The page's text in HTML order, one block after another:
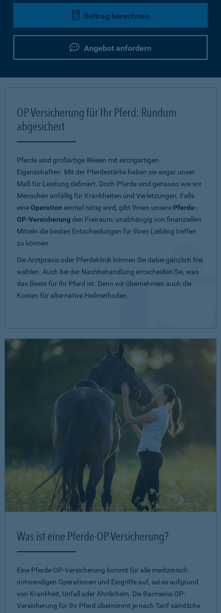
Beitrag berechnen
Angebot anfordern
OP-Versicherung für Ihr Pferd: Rundum
abgesichert
Pferde sind großartige Wesen mit einzigartigen
Eigenschaften. Mit der Pferdestärke haben sie sogar unser
Maß für Leistung definiert. Doch Pferde sind genauso wie wir
Menschen anfällig für Krankheiten und Verletzungen. Falls
eineOperation einmal nötig wird, gibt Ihnen unsere Pferde-
OP-Versicherung den Freiraum, unabhängig von finanziellen
Mitteln die besten Entscheidungen für Ihren Liebling treffen
zu können.
Die Arztpraxis oder Pferdeklinik können Sie dabei gänzlich frei
wählen. Auch bei der Nachbehandlung entscheiden Sie, was
das Beste für Ihr Pferd ist. Denn wir übernehmen auch die
Kosten für alternative Heilmethoden.
Was ist eine Pferde-OP-Versicherung?
Eine Pferde-OP-Versicherung kommt für alle medizinisch
notwendigen Operationen und Eingriffe auf, sei es aufgrund
von Krankheit, Unfall oder Ähnlichem. Die Barmenia OP-
Versicherung für Ihr Pferd übernimmt je nach Tarif sämtliche